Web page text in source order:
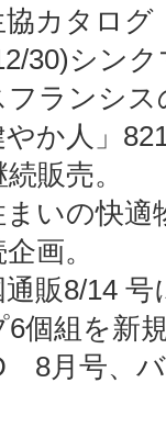
カタログ
30)シン
ランシス
か人」
販売。
いの快適
画。
販8/14 号
6個組を新
8月号、バ